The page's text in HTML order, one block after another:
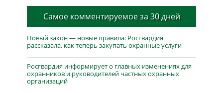
Самое комментируемое за 30 дней
Новый закон — новые правила: Росгвардия
рассказала, как теперь закупать охранные услуги
Росгвардия информирует о главных изменениях для
охранников и руководителей частных охранных
организаций